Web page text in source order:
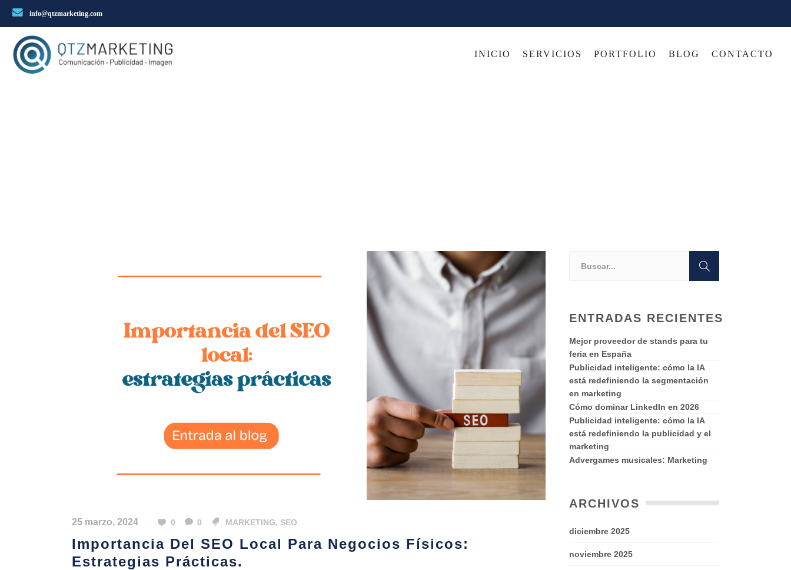
info@qtzmarketing.com
INICIO SERVICIOS PORTFOLIO BLOG CONTACTO
25 marzo, 2024 0 0 MARKETING, SEO
Importancia Del SEO Local Para Negocios Físicos:
Estrategias Prácticas.
ENTRADAS RECIENTES
Mejor proveedor de stands para tu
feria en España
Publicidad inteligente: cómo la IA
está redefiniendo la segmentación
en marketing
Cómo dominar LinkedIn en 2026
Publicidad inteligente: cómo la IA
está redefiniendo la publicidad y el
marketing
Advergames musicales: Marketing
ARCHIVOS
diciembre 2025
noviembre 2025